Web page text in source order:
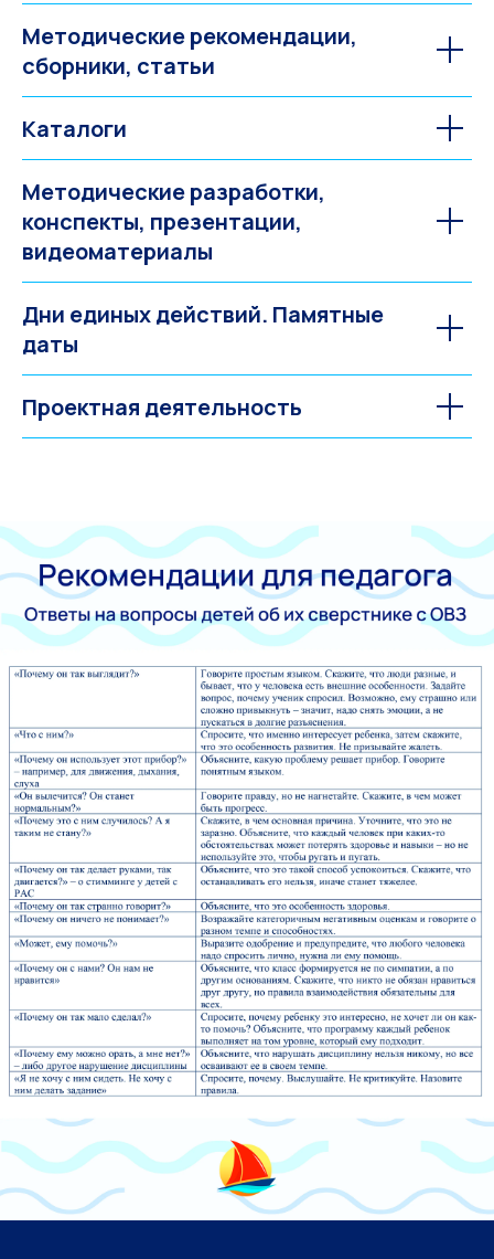
Методические рекомендации,
сборники, статьи
Каталоги
Методические разработки,
конспекты, презентации,
видеоматериалы
Дни единых действий. Памятные
даты
Проектная деятельность